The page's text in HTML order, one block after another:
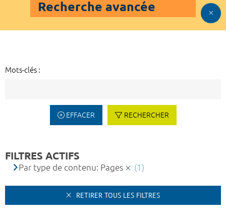
Recherche avancée
Mots-clés :
EFFACER RECHERCHER
FILTRES ACTIFS
Par type de contenu: Pages (1)
RETIRER TOUS LES FILTRES